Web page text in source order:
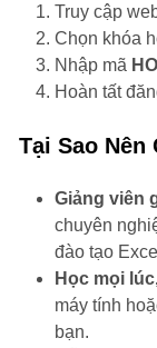
Truy cập
Chọn khóa
Nhập mã
Hoàn tất
Tại Sao Nên
Giảng viên
chuyên
đào tạo
Học mọi
máy tính
bạn.